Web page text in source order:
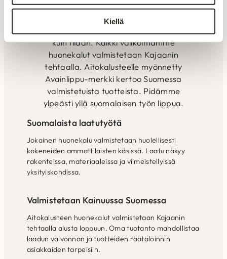
Kiellä
kokemuksella pyritään kuuntelemaan
ja räätälöimään tuotteet asiakkaiden
toiveiden mukaan. Yksilöllisesti- tilaan
kuin tilaan. Kaikki valikoimamme
huonekalut valmistetaan Kajaanin
tehtaalla. Aitokalusteelle myönnetty
Avainlippu-merkki kertoo Suomessa
valmistetuista tuotteista. Pidämme
ylpeästi yllä suomalaisen työn lippua.
Suomalaista laatutyötä
Jokainen huonekalu valmistetaan huolellisesti
kokeneiden ammattilaisten käsissä. Laatu näkyy
rakenteissa, materiaaleissa ja viimeistellyissä
yksityiskohdissa.
Valmistetaan Kainuussa Suomessa
Aitokalusteen huonekalut valmistetaan Kajaanin
tehtaalla alusta loppuun. Oma tuotanto mahdollistaa
laadun valvonnan ja tuotteiden räätälöinnin
asiakkaiden tarpeisiin.